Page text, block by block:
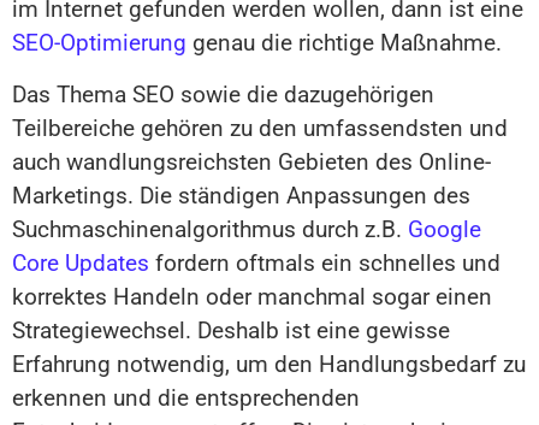
im Internet gefunden werden wollen, dann ist eine
SEO-Optimierung genau die richtige Maßnahme.
Das Thema SEO sowie die dazugehörigen
Teilbereiche gehören zu den umfassendsten und
auch wandlungsreichsten Gebieten des Online-
Marketings. Die ständigen Anpassungen des
Suchmaschinenalgorithmus durch z.B. Google
Core Updates fordern oftmals ein schnelles und
korrektes Handeln oder manchmal sogar einen
Strategiewechsel. Deshalb ist eine gewisse
Erfahrung notwendig, um den Handlungsbedarf zu
erkennen und die entsprechenden